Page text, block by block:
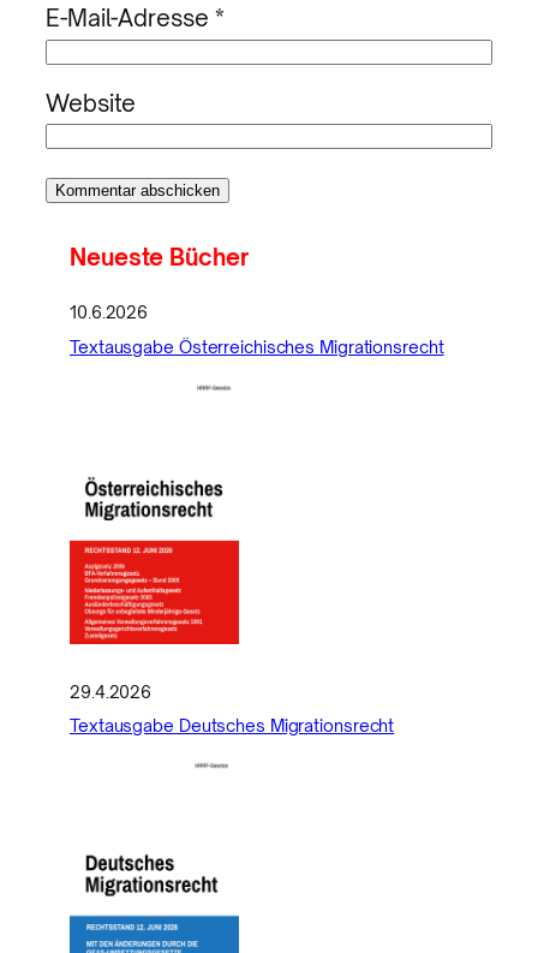
E-Mail-Adresse *
Website
Neueste Bücher
10.6.2026
Textausgabe Österreichisches Migrationsrecht
29.4.2026
Textausgabe Deutsches Migrationsrecht